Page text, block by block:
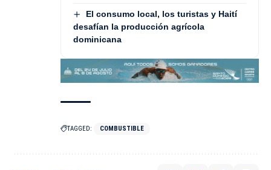
El consumo local, los turistas y Haití
desafían la producción agrícola
dominicana
TAGGED: COMBUSTIBLE